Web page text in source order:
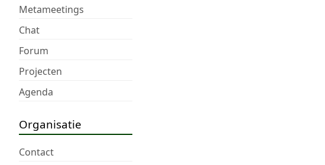
Metameetings
Chat
Forum
Projecten
Agenda
Organisatie
Contact